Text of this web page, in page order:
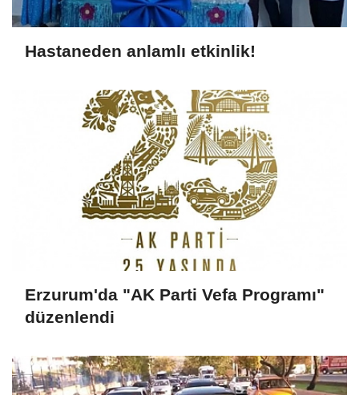
Hastaneden anlamlı etkinlik!
Erzurum'da "AK Parti Vefa Programı"
düzenlendi